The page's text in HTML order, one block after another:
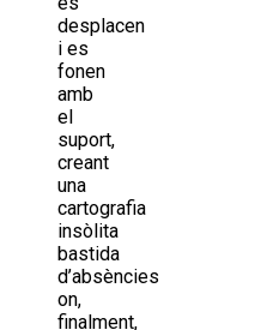
desplacen
i es
fonen
amb
el
suport,
creant
una
cartografia
insòlita
bastida
d’absències
on,
finalment,